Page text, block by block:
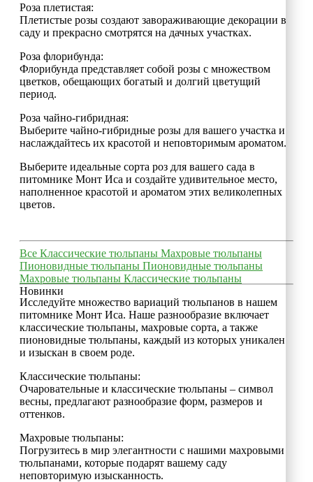
Роза плетистая:
Плетистые розы создают завораживающие декорации в
саду и прекрасно смотрятся на дачных участках.
Роза флорибунда:
Флорибунда представляет собой розы с множеством
цветков, обещающих богатый и долгий цветущий
период.
Роза чайно-гибридная:
Выберите чайно-гибридные розы для вашего участка и
наслаждайтесь их красотой и неповторимым ароматом.
Выберите идеальные сорта роз для вашего сада в
питомнике Монт Иса и создайте удивительное место,
наполненное красотой и ароматом этих великолепных
цветов.
Все Классические тюльпаны Махровые тюльпаны
Пионовидные тюльпаны Пионовидные тюльпаны
Махровые тюльпаны Классические тюльпаны
Новинки
Исследуйте множество вариаций тюльпанов в нашем
питомнике Монт Иса. Наше разнообразие включает
классические тюльпаны, махровые сорта, а также
пионовидные тюльпаны, каждый из которых уникален
и изыскан в своем роде.
Классические тюльпаны:
Очаровательные и классические тюльпаны – символ
весны, предлагают разнообразие форм, размеров и
оттенков.
Махровые тюльпаны:
Погрузитесь в мир элегантности с нашими махровыми
тюльпанами, которые подарят вашему саду
неповторимую изысканность.